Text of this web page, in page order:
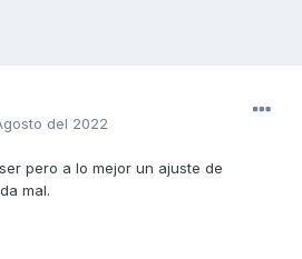
del 2022
pero a lo mejor un ajuste de
mal.